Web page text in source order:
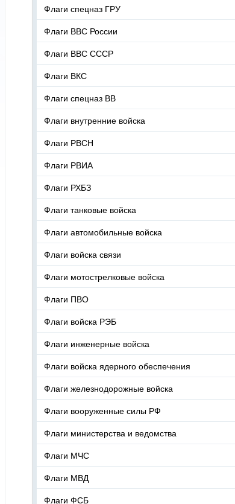
Флаги спецназ ГРУ
Флаги ВВС России
Флаги ВВС СССР
Флаги ВКС
Флаги спецназ ВВ
Флаги внутренние войска
Флаги РВСН
Флаги РВИА
Флаги РХБЗ
Флаги танковые войска
Флаги автомобильные войска
Флаги войска связи
Флаги мотострелковые войска
Флаги ПВО
Флаги войска РЭБ
Флаги инженерные войска
Флаги войска ядерного обеспечения
Флаги железнодорожные войска
Флаги вооруженные силы РФ
Флаги министерства и ведомства
Флаги МЧС
Флаги МВД
Флаги ФСБ